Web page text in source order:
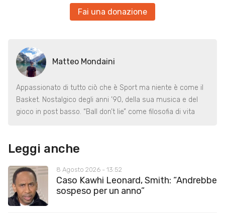
Fai una donazione
Matteo Mondaini
Appassionato di tutto ciò che è Sport ma niente è come il
Basket. Nostalgico degli anni ’90, della sua musica e del
gioco in post basso. “Ball don’t lie” come filosofia di vita
Leggi anche
8 Agosto 2026 - 13:52
Caso Kawhi Leonard, Smith: “Andrebbe
sospeso per un anno”